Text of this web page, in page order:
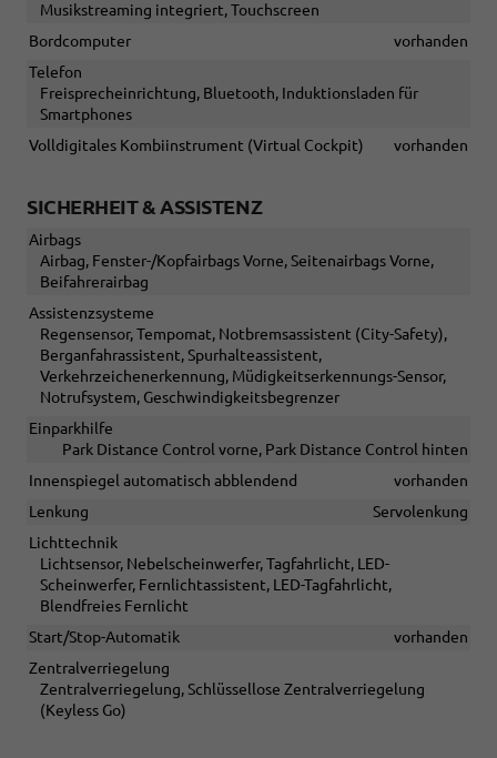
Musikstreaming integriert, Touchscreen
Bordcomputer
vorhanden
Telefon
Freisprecheinrichtung, Bluetooth, Induktionsladen für
Smartphones
Volldigitales Kombiinstrument (Virtual Cockpit)
vorhanden
SICHERHEIT & ASSISTENZ
Airbags
Airbag, Fenster-/Kopfairbags Vorne, Seitenairbags Vorne,
Beifahrerairbag
Assistenzsysteme
Regensensor, Tempomat, Notbremsassistent (City-Safety),
Berganfahrassistent, Spurhalteassistent,
Verkehrzeichenerkennung, Müdigkeitserkennungs-Sensor,
Notrufsystem, Geschwindigkeitsbegrenzer
Einparkhilfe
Park Distance Control vorne, Park Distance Control hinten
Innenspiegel automatisch abblendend
vorhanden
Lenkung
Servolenkung
Lichttechnik
Lichtsensor, Nebelscheinwerfer, Tagfahrlicht, LED-
Scheinwerfer, Fernlichtassistent, LED-Tagfahrlicht,
Blendfreies Fernlicht
Start/Stop-Automatik
vorhanden
Zentralverriegelung
Zentralverriegelung, Schlüssellose Zentralverriegelung
(Keyless Go)